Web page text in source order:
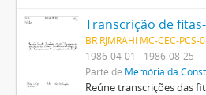
Transcrição de
BR RJMRAHI MC-CEC-PCS-
1986-04-01 - 1986-08-25
Parte de Memória da
Reúne transcrições das